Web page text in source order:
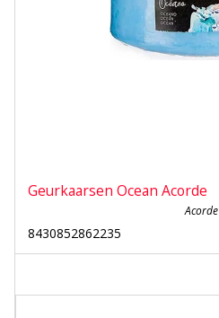
Geurkaarsen Ocean Acorde
Acorde
8430852862235